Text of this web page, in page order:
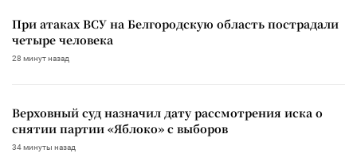
При атаках ВСУ на Белгородскую область пострадали
четыре человека
28 минут назад
Верховный суд назначил дату рассмотрения иска о
снятии партии «Яблоко» с выборов
34 минуты назад